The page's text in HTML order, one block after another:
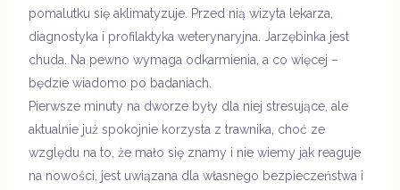
pomalutku się aklimatyzuje. Przed nią wizyta lekarza,
diagnostyka i profilaktyka weterynaryjna. Jarzębinka jest
chuda. Na pewno wymaga odkarmienia, a co więcej –
będziewiadomo po badaniach.
Pierwsze minuty na dworze były dla niej stresujące, ale
aktualnie już spokojnie korzysta z trawnika, choć ze
względu na to, że mało się znamy i nie wiemy jak reaguje
na nowości, jest uwiązana dla własnego bezpieczeństwa i